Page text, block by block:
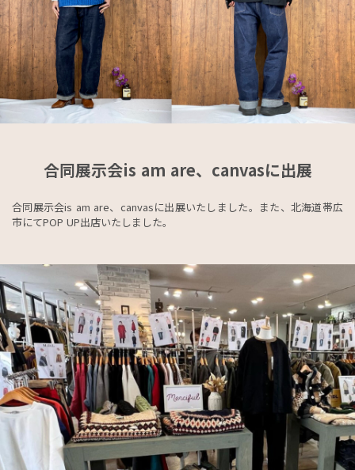
合同展示会is am are、canvasに出展
合同展示会is am are、canvasに出展いたしました。また、北海道帯広
市にてPOP UP出店いたしました。